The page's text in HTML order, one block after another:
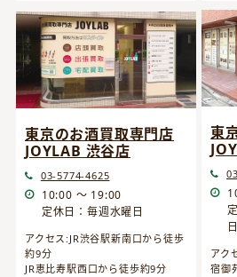
東京のお酒買取専門店
JOYLAB 渋谷店
03-5774-4625
10:00 ～ 19:00
定休日：毎週水曜日
アクセス:JR渋谷駅新南口から徒歩
約9分
JR恵比寿駅西口から徒歩約9分
東
日
アク
宿御